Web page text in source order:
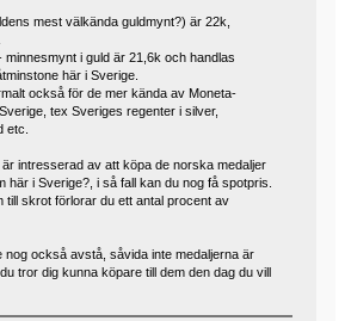
mest välkända guldmynt?) är 22k,
i guld är 21,6k och handlas
här i Sverige.
också för de mer kända av Moneta-
tex Sveriges regenter i silver,
etc.
är intresserad av att köpa de norska medaljer
här i Sverige?, i så fall kan du nog få spotpris.
till skrot förlorar du ett antal procent av
nog också avstå, såvida inte medaljerna är
tror dig kunna köpare till dem den dag du vill